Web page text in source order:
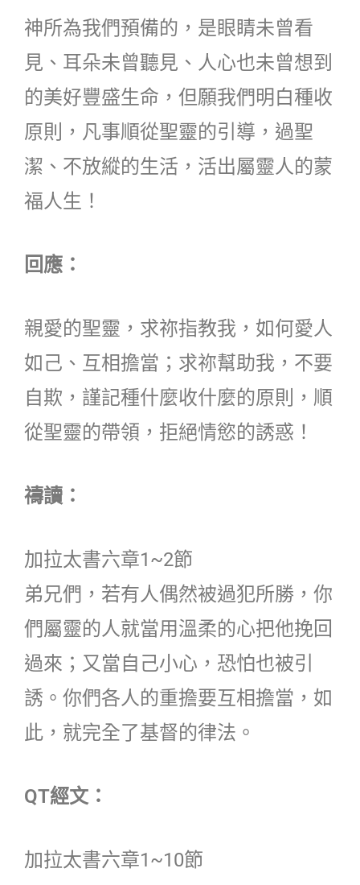
神所為我們預備的，是眼睛未曾看
見、耳朵未曾聽見、人心也未曾想到
的美好豐盛生命，但願我們明白種收
原則，凡事順從聖靈的引導，過聖
潔、不放縱的生活，活出屬靈人的蒙
福人生！
回應：
親愛的聖靈，求祢指教我，如何愛人
如己、互相擔當；求祢幫助我，不要
自欺，謹記種什麼收什麼的原則，順
從聖靈的帶領，拒絕情慾的誘惑！
禱讀：
加拉太書六章1~2節
弟兄們，若有人偶然被過犯所勝，你
們屬靈的人就當用溫柔的心把他挽回
過來；又當自己小心，恐怕也被引
誘。你們各人的重擔要互相擔當，如
此，就完全了基督的律法。
QT經文：
加拉太書六章1~10節